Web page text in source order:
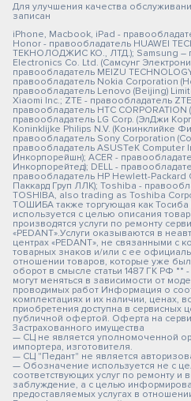
Для улучшения качества
записан
iPhone, Macbook, iPad -
Honor - правообладатель HUAWEI
ТЕКНОЛОДЖИС КО., ЛТД.); Samsung –
Electronics Co. Ltd. (Самсунг
правообладатель MEIZU
правообладатель Nokia Corporation
правообладатель Lenovo (Beijing)
Xiaomi Inc.; ZTE - правообладатель
правообладатель HTC
правообладатель LG Corp. (ЭлДжи
Koninklijke Philips N.V. (Конинклийке
правообладатель Sony Corporation
правообладатель ASUSTeK Computer
Инкорпорейшн); ACER -
Инкорпорейтед); DELL -
правообладатель HP Hewlett-Packard
Паккард Груп ЛЛК); Toshiba -
TOSHIBA, also trading as Toshiba
ТОШИБА также торгующая как
используется с целью описания
производятся услуги по ремонту
«PEDANT».Услуги оказываются в
центрах «PEDANT», не связанными с
товарных знаков и/или с ее
отношении товаров, которые уже
оборот в смысле статьи 1487 ГК РФ **
могут меняться в зависимости от
проводимых работ Информация о
комплектациях и их наличии, ценах,
приобретения доступна в сервисных
публичной офертой. Оферта на
Застрахованного имущества
— СЦ не является уполномоченной
импортера, изготовителя.
— СЦ "Педант" не является
— Обозначение используется не с
соответствующих услуг по ремонту и
заблуждение, а с целью
предоставляемых услугах в